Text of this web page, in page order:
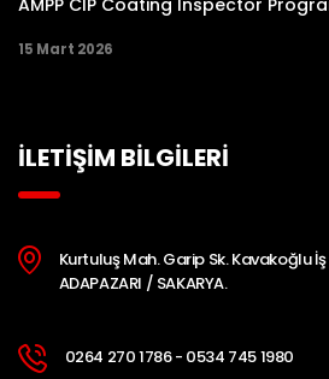
15 Mart 2026
İLETİŞİM BİLGİLERİ
Kurtuluş Mah. Garip Sk. Kavakoğlu
ADAPAZARI / SAKARYA.
0264 270 1786 - 0534 745 1980